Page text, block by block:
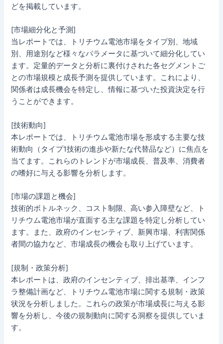
どを掲載しています。
[市場細分化と予測]
当レポートでは、トリチウム電池市場をタイプ別、地域
別、用途別など様々なパラメータに基づいて細分化してい
ます。定量的データと分析に裏付けされた各セグメントご
との市場規模と成長予測を提供しています。これにより、
関係者は成長機会を特定し、情報に基づいた投資決定を行
うことができます。
[技術動向]
本レポートでは、トリチウム電池市場を形成する主要な技
術動向（タイプ1技術の進歩や新たな代替品など）に焦点を
当てます。これらのトレンドが市場成長、普及率、消費者
の嗜好に与える影響を分析します。
[市場の課題と機会]
技術的ボトルネック、コスト制限、高い参入障壁など、ト
リチウム電池市場が直面する主な課題を特定し分析してい
ます。また、政府のインセンティブ、新興市場、利害関係
者間の協力など、市場成長の機会も取り上げています。
[規制・政策分析]
本レポートは、政府のインセンティブ、排出基準、インフ
ラ整備計画など、トリチウム電池市場に関する規制・政策
状況を分析しました。これらの政策が市場成長に与える影
響を分析し、今後の規制動向に関する洞察を提供していま
す。